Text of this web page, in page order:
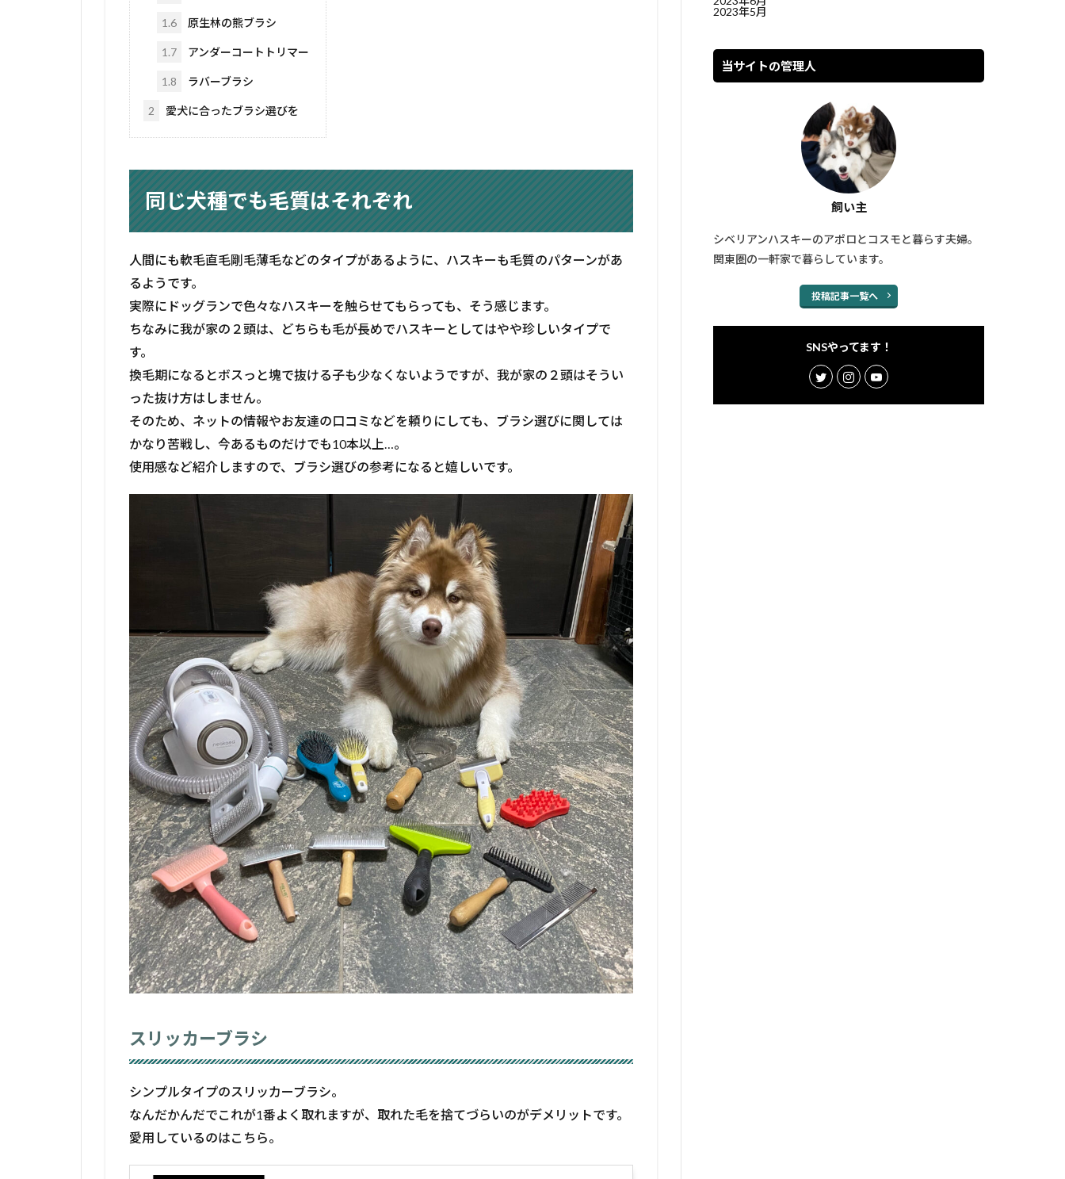
1.6 原生林の熊ブラシ
1.7 アンダーコートトリマー
1.8 ラバーブラシ
2 愛犬に合ったブラシ選びを
同じ犬種でも毛質はそれぞれ
人間にも軟毛直毛剛毛薄毛などのタイプがあるように、ハスキーも毛質のパターンがあ
るようです。
実際にドッグランで色々なハスキーを触らせてもらっても、そう感じます。
ちなみに我が家の２頭は、どちらも毛が長めでハスキーとしてはやや珍しいタイプで
す。
換毛期になるとボスっと塊で抜ける子も少なくないようですが、我が家の２頭はそうい
った抜け方はしません。
そのため、ネットの情報やお友達の口コミなどを頼りにしても、ブラシ選びに関しては
かなり苦戦し、今あるものだけでも10本以上…。
使用感など紹介しますので、ブラシ選びの参考になると嬉しいです。
スリッカーブラシ
シンプルタイプのスリッカーブラシ。
なんだかんだでこれが1番よく取れますが、取れた毛を捨てづらいのがデメリットです。
愛用しているのはこちら。
2023年5月
当サイトの管理人
飼い主
シベリアンハスキーのアポロとコスモと暮らす夫婦。
関東圏の一軒家で暮らしています。
投稿記事一覧へ
SNSやってます！